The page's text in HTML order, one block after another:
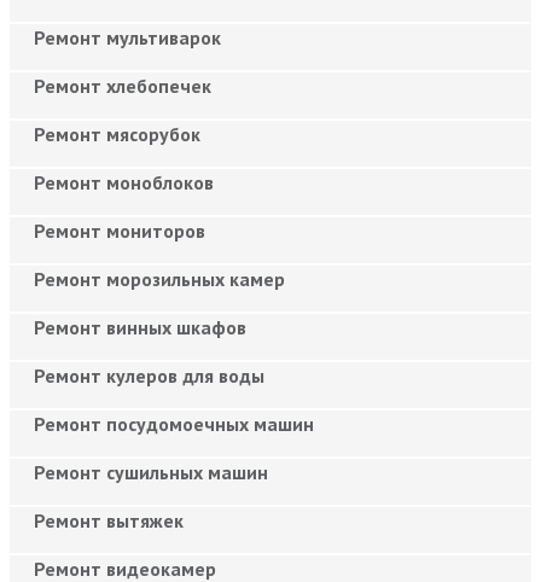
Ремонт мультиварок
Ремонт хлебопечек
Ремонт мясорубок
Ремонт моноблоков
Ремонт мониторов
Ремонт морозильных камер
Ремонт винных шкафов
Ремонт кулеров для воды
Ремонт посудомоечных машин
Ремонт сушильных машин
Ремонт вытяжек
Ремонт видеокамер